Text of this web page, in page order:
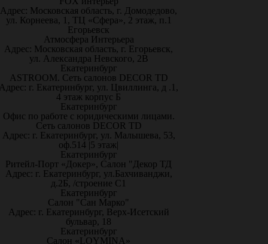
Адрес: Московская область, г. Домодедово,
ул. Корнеева, 1, ТЦ «Сфера», 2 этаж, п.1
Егорьевск
Атмосфера Интерьера
Адрес: Московская область, г. Егорьевск,
ул. Александра Невского, 2В
Екатеринбург
ASTROOM. Сеть салонов DECOR TD
г. Екатеринбург, ул. Цвиллинга, д .1,
4 этаж корпус Б
Екатеринбург
Офис по работе с юридическими лицами.
Сеть салонов DECOR TD
Адрес: г. Екатеринбург, ул. Малышева, 53,
оф.514 |5 этаж|
Екатеринбург
Ритейл-Порт «Докер», Салон "Декор ТД
Адрес: г. Екатеринбург, ул.Бахчиванджи,
д.2Б, /строение С1
Екатеринбург
Салон "Сан Марко"
Адрес: г. Екатеринбург, Верх-Исетский
бульвар, 18
Екатеринбург
Салон «LOYMINA»